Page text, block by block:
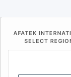
AFATEK
SELECT